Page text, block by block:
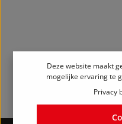
Deze website maakt
mogelijke ervaring te
Privacy